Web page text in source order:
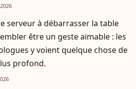
serveur à débarrasser la table
être un geste aimable : les
y voient quelque chose de
profond.